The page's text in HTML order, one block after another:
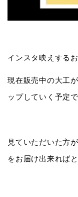
インスタ映えする
現在販売中の大工
ップしていく予定で
見ていただいた方
をお届け出来れば